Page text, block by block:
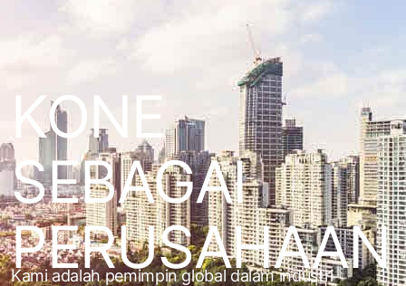
KONE
SEBAGAI
PERUSAHAAN
Kami adalah pemimpin global dalam industri